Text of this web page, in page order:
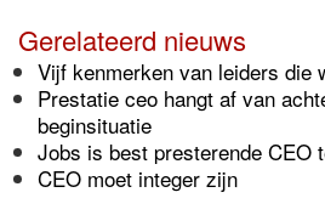
Gerelateerd nieuws
Vijf kenmerken van leiders die
Prestatie ceo hangt af van
beginsituatie
Jobs is best presterende CEO
CEO moet integer zijn